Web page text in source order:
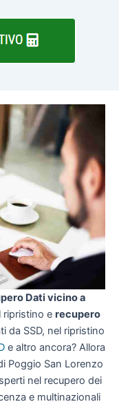
Dati vicino a
ripristino e recupero
da SSD, nel ripristino
e altro ancora? Allora
Poggio San Lorenzo
nel recupero dei
e multinazionali